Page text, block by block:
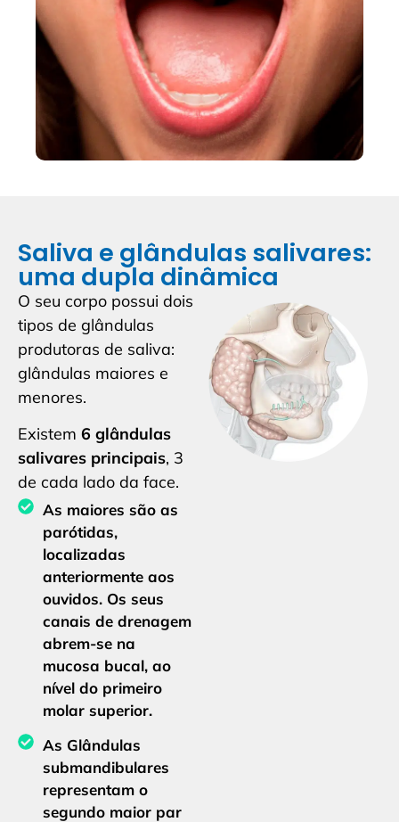
Saliva e glândulas salivares:
uma dupla dinâmica
O seu corpo possui dois
tipos de glândulas
produtoras de saliva:
glândulas maiores e
menores.
Existem 6 glândulas
salivares principais, 3
de cada lado da face.
As maiores são as
parótidas,
localizadas
anteriormente aos
ouvidos. Os seus
canais de drenagem
abrem-se na
mucosa bucal, ao
nível do primeiro
molar superior.
As Glândulas
submandibulares
representam o
segundo maior par